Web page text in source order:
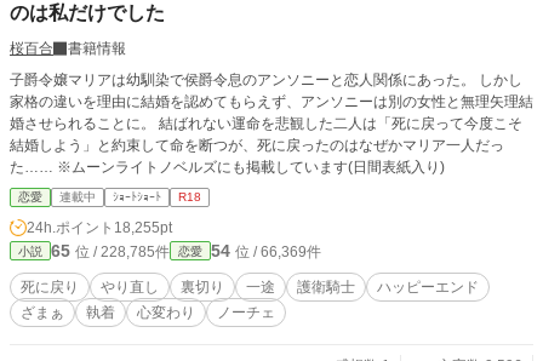
のは私だけでした
桜百合
書籍情報
子爵令嬢マリアは幼馴染で侯爵令息のアンソニーと恋人関係にあった。 しかし
家格の違いを理由に結婚を認めてもらえず、アンソニーは別の女性と無理矢理結
婚させられることに。 結ばれない運命を悲観した二人は「死に戻って今度こそ
結婚しよう」と約束して命を断つが、死に戻ったのはなぜかマリア一人だっ
た…… ※ムーンライトノベルズにも掲載しています(日間表紙入り)
恋愛 連載中 ｼｮｰﾄｼｮｰﾄ R18
24h.ポイント 18,255pt
小説 65 位 / 228,785件 恋愛 54 位 / 66,369件
死に戻り やり直し 裏切り 一途 護衛騎士
ハッピーエンド
ざまぁ
執着 心変わり ノーチェ